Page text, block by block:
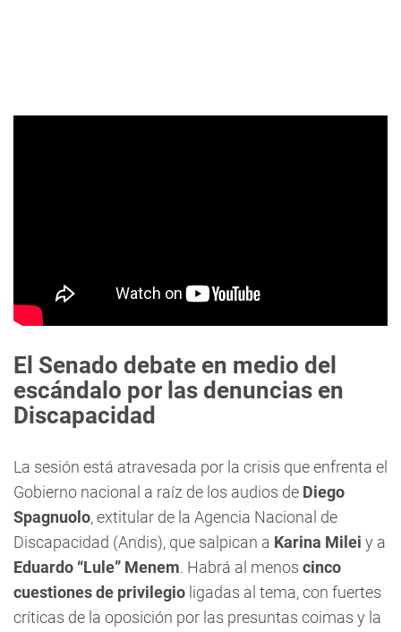
El Senado debate en medio del
escándalo por las denuncias en
Discapacidad
La sesión está atravesada por la crisis que enfrenta el
Gobierno nacional a raíz de los audios de Diego
Spagnuolo, extitular de la Agencia Nacional de
Discapacidad (Andis), que salpican a Karina Milei y a
Eduardo “Lule” Menem. Habrá al menos cinco
cuestiones de privilegio ligadas al tema, con fuertes
críticas de la oposición por las presuntas coimas y la